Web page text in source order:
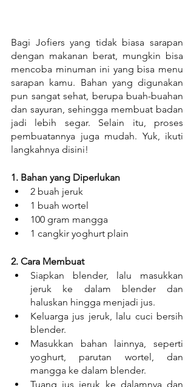
Bagi Jofiers yang tidak biasa sarapan
dengan makanan berat, mungkin bisa
mencoba minuman ini yang bisa menu
sarapan kamu. Bahan yang digunakan
pun sangat sehat, berupa buah-buahan
dan sayuran, sehingga membuat badan
jadi lebih segar. Selain itu, proses
pembuatannya juga mudah. Yuk, ikuti
langkahnya disini!
1. Bahan yang Diperlukan
2 buah jeruk
1 buah wortel
100 gram mangga
1 cangkir yoghurt plain
2. Cara Membuat
Siapkan blender, lalu masukkan
jeruk ke dalam blender dan
haluskan hingga menjadi jus.
Keluarga jus jeruk, lalu cuci bersih
blender.
Masukkan bahan lainnya, seperti
yoghurt, parutan wortel, dan
mangga ke dalam blender.
Tuang jus jeruk ke dalamnya dan